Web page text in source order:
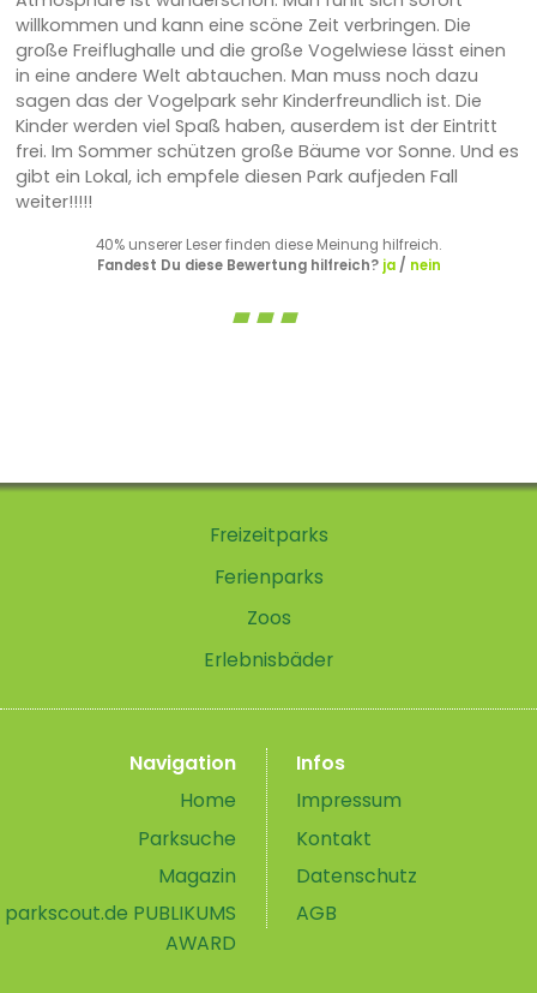
willkommen und kann eine scöne Zeit verbringen. Die
große Freiflughalle und die große Vogelwiese lässt einen
in eine andere Welt abtauchen. Man muss noch dazu
sagen das der Vogelpark sehr Kinderfreundlich ist. Die
Kinder werden viel Spaß haben, auserdem ist der Eintritt
frei. Im Sommer schützen große Bäume vor Sonne. Und es
gibt ein Lokal, ich empfele diesen Park aufjeden Fall
weiter!!!!!
40% unserer Leser finden diese Meinung hilfreich.
Fandest Du diese Bewertung hilfreich? ja/ nein
Freizeitparks
Ferienparks
Zoos
Erlebnisbäder
Navigation
Home
Parksuche
Magazin
parkscout.de PUBLIKUMS
AWARD
Infos
Impressum
Kontakt
Datenschutz
AGB